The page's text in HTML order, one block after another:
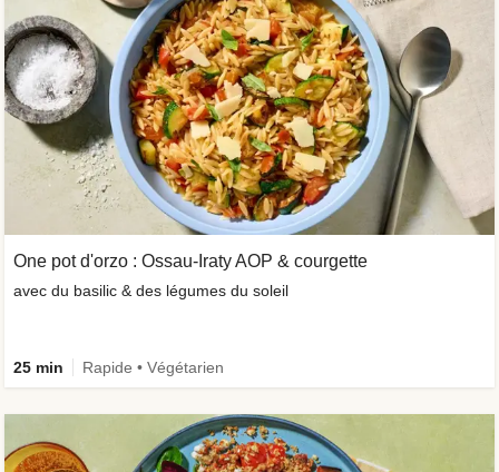
One pot d'orzo : Ossau-Iraty AOP & courgette
avec du basilic & des légumes du soleil
25 min Rapide • Végétarien